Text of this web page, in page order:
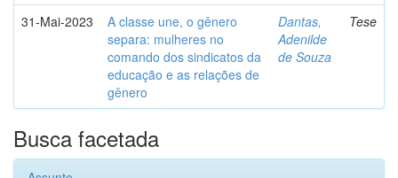
31-Mai-2023
A classe une, o gênero
separa: mulheres no
comando dos sindicatos da
educação e as relações de
gênero
Dantas,
Adenilde
de Souza
Tese
Busca facetada